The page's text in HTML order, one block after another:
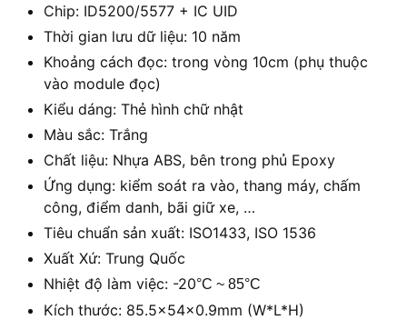
Chip: ID5200/5577 + IC UID
Thời gian lưu dữ liệu: 10 năm
Khoảng cách đọc: trong vòng 10cm (phụ thuộc
vào module đọc)
Kiểu dáng: Thẻ hình chữ nhật
Màu sắc: Trắng
Chất liệu: Nhựa ABS, bên trong phủ Epoxy
Ứng dụng: kiểm soát ra vào, thang máy, chấm
công, điểm danh, bãi giữ xe, …
Tiêu chuẩn sản xuất: ISO1433, ISO 1536
Xuất Xứ: Trung Quốc
Nhiệt độ làm việc: -20°C ~ 85°C
Kích thước: 85.5x54x0.9mm (W*L*H)